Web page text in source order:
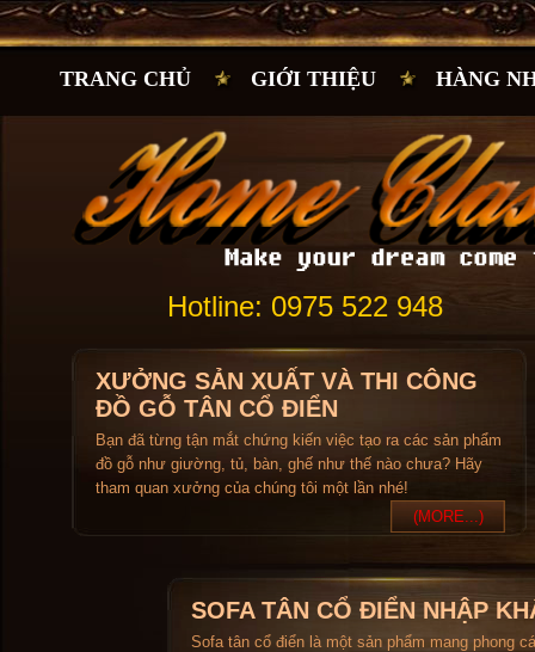
TRANG CHỦ GIỚI THIỆU HÀNG
Hotline: 0975 522 948
XƯỞNG SẢN XUẤT VÀ THI CÔNG
ĐỒ GỖ TÂN CỔ ĐIỂN
Bạn đã từng tận mắt chứng kiến việc tạo ra các sản phẩm
đồ gỗ như giường, tủ, bàn, ghế như thế nào chưa? Hãy
tham quan xưởng của chúng tôi một lần nhé!
(MORE...)
SOFA TÂN CỔ ĐIỂN NHẬP
Sofa tân cổ điển là một sản phẩm mang phong